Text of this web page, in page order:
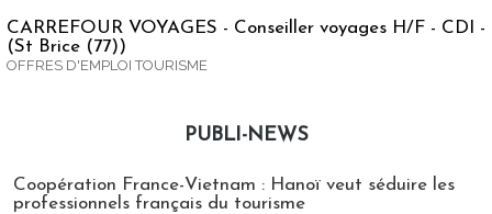
CARREFOUR VOYAGES - Conseiller voyages H/F - CDI -
(St Brice (77))
OFFRES D'EMPLOI TOURISME
PUBLI-NEWS
Coopération France-Vietnam : Hanoï veut séduire les
professionnels français du tourisme